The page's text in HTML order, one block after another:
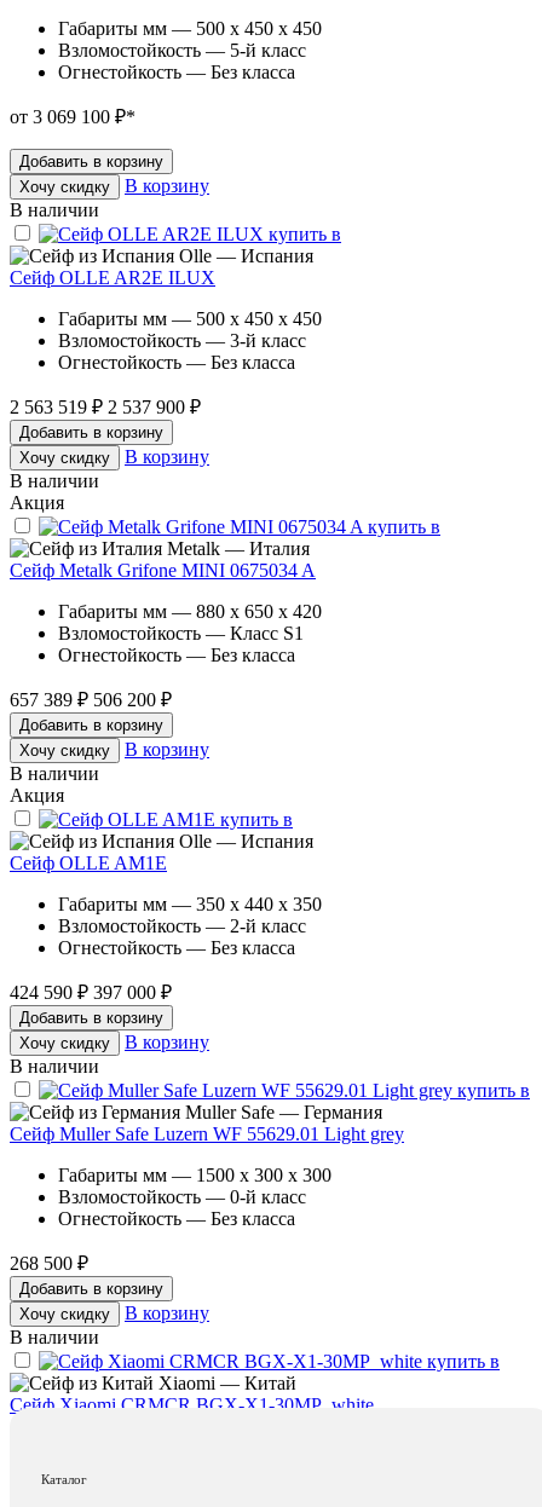
Каталог
Габариты мм — 500 x 450 x 450
Взломостойкость — 5-й класс
Огнестойкость — Без класса
от 3 069 100 ₽*
Добавить в корзину
Хочу скидку
В корзину
В наличии
Olle — Испания
Сейф OLLE AR2E ILUX
Габариты мм — 500 x 450 x 450
Взломостойкость — 3-й класс
Огнестойкость — Без класса
2 563 519 ₽ 2 537 900 ₽
Добавить в корзину
Хочу скидку
В корзину
В наличии
Акция
Metalk — Италия
Сейф Metalk Grifone MINI 0675034 A
Габариты мм — 880 x 650 x 420
Взломостойкость — Класс S1
Огнестойкость — Без класса
657 389 ₽ 506 200 ₽
Добавить в корзину
Хочу скидку
В корзину
В наличии
Акция
Olle — Испания
Сейф OLLE AM1E
Габариты мм — 350 x 440 x 350
Взломостойкость — 2-й класс
Огнестойкость — Без класса
424 590 ₽ 397 000 ₽
Добавить в корзину
Хочу скидку
В корзину
В наличии
Muller Safe — Германия
Сейф Muller Safe Luzern WF 55629.01 Light grey
Габариты мм — 1500 x 300 x 300
Взломостойкость — 0-й класс
Огнестойкость — Без класса
268 500 ₽
Добавить в корзину
Хочу скидку
В корзину
В наличии
Xiaomi — Китай
Сейф Xiaomi CRMCR BGX-X1-30MP_white
Огнестойкость — Без класса